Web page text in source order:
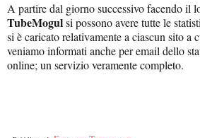
A partire dal giorno successivo facendo il
TubeMogulsi possono avere tutte le
si è caricato relativamente a ciascun sito a
veniamo informati anche per email dello
online; un servizio veramente completo.